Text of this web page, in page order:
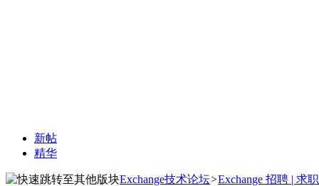
新帖
精华
Exchange技术论坛>Exchange 招聘 | 求职